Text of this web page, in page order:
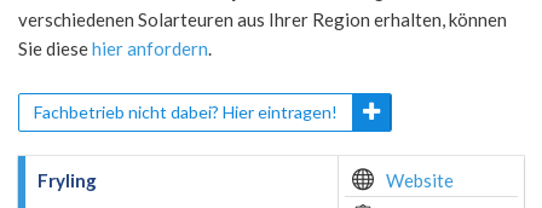
verschiedenen Solarteuren aus Ihrer Region erhalten, können
Sie diesehier anfordern.
Fachbetrieb nicht dabei? Hier eintragen!
Fryling
Website